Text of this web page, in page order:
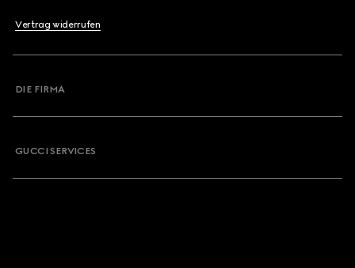
Vertrag widerrufen
DIE FIRMA
GUCCI SERVICES